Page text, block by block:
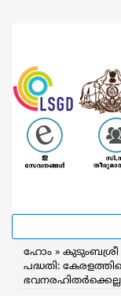
Breadcrumb
ഹോം കുടുംബശ്രീ
പദ്ധതി: